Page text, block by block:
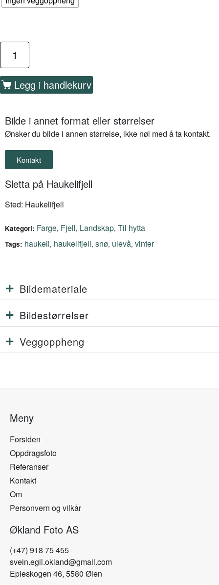
Legg i handlekurv
Bilde i annet format eller størrelser
Ønsker du bilde i annen størrelse, ikke nøl med å ta kontakt.
Kontakt
Sletta på Haukelifjell
Sted: Haukelifjell
Kategori: Farge, Fjell, Landskap, Til hytta
Tags: haukeli, haukelifjell, snø, ulevå, vinter
Bildemateriale
Bildestørrelser
Veggoppheng
Meny
Forsiden
Oppdragsfoto
Referanser
Kontakt
Om
Personvern og vilkår
Økland Foto AS
(+47) 918 75 455
svein.egil.okland@gmail.com
Epleskogen 46, 5580 Ølen